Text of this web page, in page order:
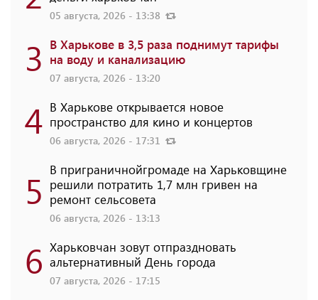
05 августа, 2026 - 13:38
3 В Харькове в 3,5 раза поднимут тарифы
на воду и канализацию
07 августа, 2026 - 13:20
4 В Харькове открывается новое
пространство для кино и концертов
06 августа, 2026 - 17:31
5 В приграничнойгромаде на Харьковщине
решили потратить 1,7 млн ​​гривен на
ремонт сельсовета
06 августа, 2026 - 13:13
6 Харьковчан зовут отпраздновать
альтернативный День города
07 августа, 2026 - 17:15